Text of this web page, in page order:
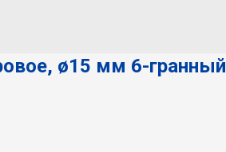
ø15 мм 6-гранный